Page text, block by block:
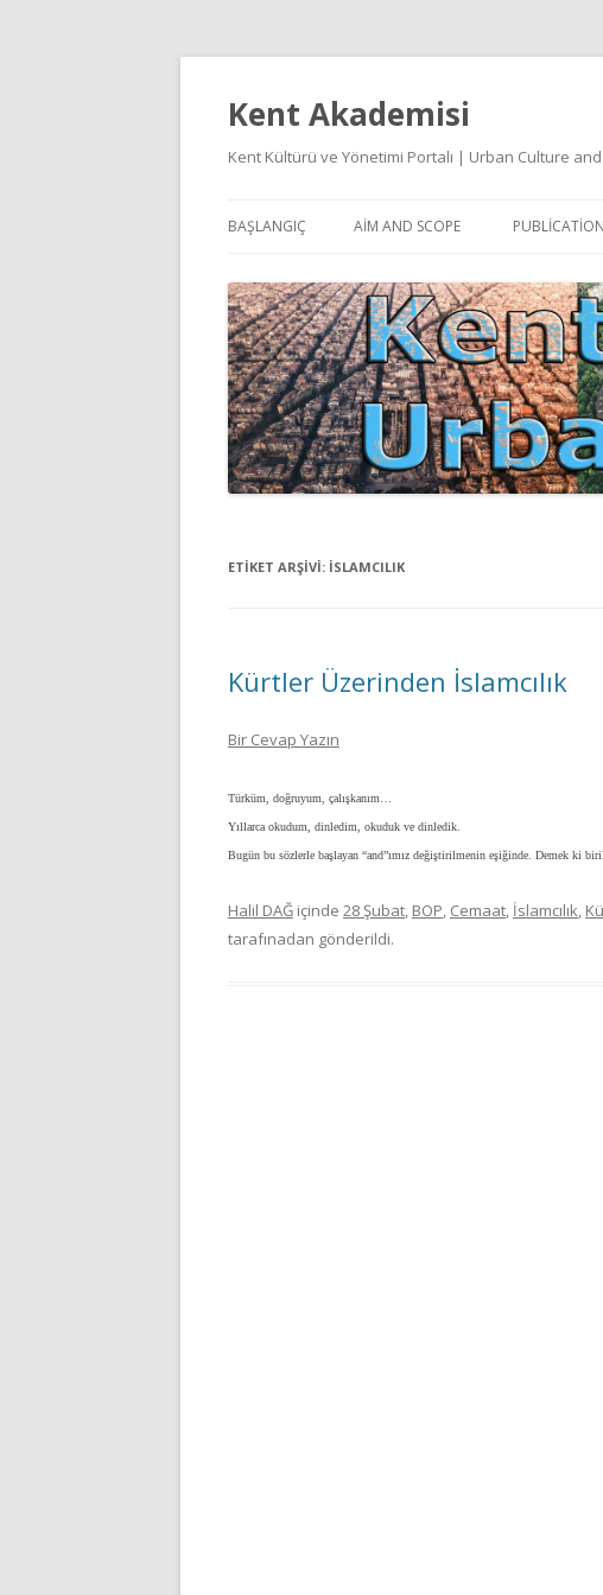
Kent Akademisi
Kent Kültürü ve Yönetimi Portalı | Urban Culture
BAŞLANGIÇ AIM AND SCOPE
YAZIM
SÜREÇ
ETIK
ETIKET ARŞIVI: İSLAMCILIK
Kürtler Üzerinden İslamcılık
Bir Cevap Yazın
Türküm, doğruyum, çalışkanım…
Yıllarca okudum, dinledim, okuduk ve dinledik.
Bugün bu sözlerle başlayan “and”ımız değiştirilmenin eşiğinde. Demek ki
Halil DAĞ içinde 28 Şubat, BOP, Cemaat, İslamcılık,
tarafınadan gönderildi.